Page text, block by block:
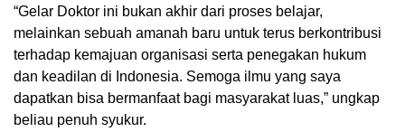
“Gelar Doktor ini bukan akhir dari proses belajar,
melainkan sebuah amanah baru untuk terus berkontribusi
terhadap kemajuan organisasi serta penegakan hukum
dan keadilan di Indonesia. Semoga ilmu yang saya
dapatkan bisa bermanfaat bagi masyarakat luas,” ungkap
beliau penuh syukur.